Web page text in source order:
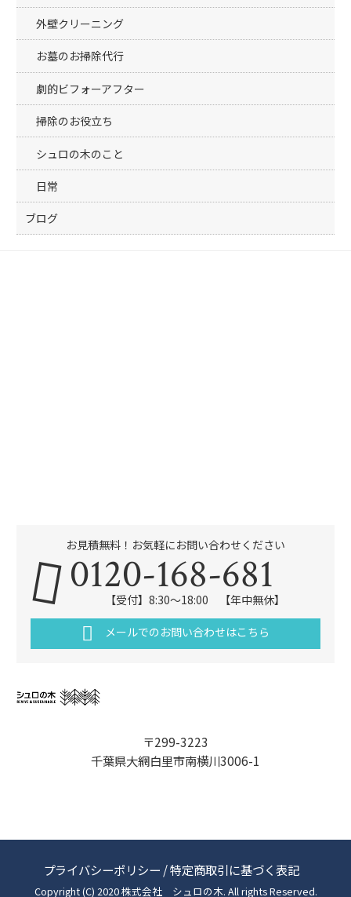
外壁クリーニング
お墓のお掃除代行
劇的ビフォーアフター
掃除のお役立ち
シュロの木のこと
日常
ブログ
〒299-3223
千葉県大網白里市南横川3006-1
お見積無料！お気軽にお問い合わせください
0120-168-681
【受付】8:30～18:00 【年中無休】
メールでのお問い合わせはこちら
プライバシーポリシー /特定商取引に基づく表記
Copyright (C) 2020 株式会社 シュロの木. All rights Reserved.